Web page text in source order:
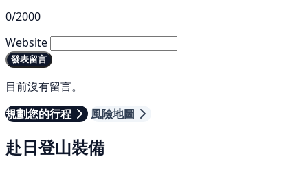
0/2000
Website
發表留言
目前沒有留言。
規劃您的行程
風險地圖
赴日登山裝備